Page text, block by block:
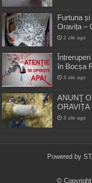
Furtuna
Oravița –
2 zile ago
în Bocșa
3 zile ago
ANUNŢ
ORAVIȚA
3 zile ago
Powered by
©